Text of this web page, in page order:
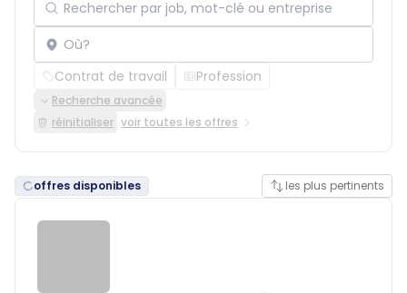
Localisation
Contrat de travail Profession
Recherche avancée
réinitialiser voir toutes les offres
offres disponibles les plus pertinents